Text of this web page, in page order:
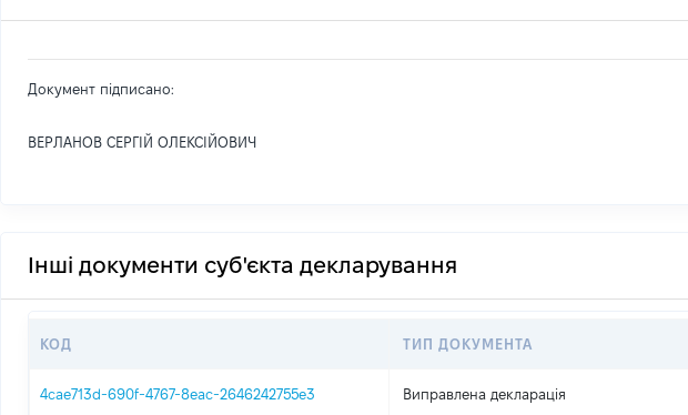
Документ підписано:
ВЕРЛАНОВ СЕРГІЙ ОЛЕКСІЙОВИЧ
Інші документи суб'єкта декларування
КОД ТИП ДОКУМЕНТА
4cae713d-690f-4767-8eac-2646242755e3 Виправлена декларація